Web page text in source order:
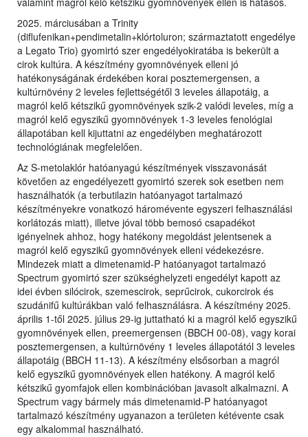
2025. márciusában a Trinity
(diflufenikan+pendimetalin+klórtoluron; származtatott engedélye
a Legato Trio) gyomirtó szer engedélyokiratába is bekerült a
cirok kultúra. A készítmény gyomnövények elleni jó
hatékonyságának érdekében korai posztemergensen, a
kultúrnövény 2 leveles fejlettségétől 3 leveles állapotáig, a
magról kelő kétszikű gyomnövények szik-2 valódi leveles, míg a
magról kelő egyszikű gyomnövények 1-3 leveles fenológiai
állapotában kell kijuttatni az engedélyben meghatározott
technológiának megfelelően.
Az S-metolaklór hatóanyagú készítmények visszavonását
követően az engedélyezett gyomirtó szerek sok esetben nem
használhatók (a terbutilazin hatóanyagot tartalmazó
készítményekre vonatkozó háromévente egyszeri felhasználási
korlátozás miatt), illetve jóval több bemosó csapadékot
igényelnek ahhoz, hogy hatékony megoldást jelentsenek a
magról kelő egyszikű gyomnövények elleni védekezésre.
Mindezek miatt a dimetenamid-P hatóanyagot tartalmazó
Spectrum gyomirtó szer szükséghelyzeti engedélyt kapott az
idei évben silócirok, szemescirok, seprűcirok, cukorcirok és
szudánifű kultúrákban való felhasználásra. A készítmény 2025.
április 1-től 2025. július 29-ig juttatható ki a magról kelő egyszikű
gyomnövények ellen, preemergensen (BBCH 00-08), vagy korai
posztemergensen, a kultúrnövény 1 leveles állapotától 3 leveles
állapotáig (BBCH 11-13). A készítmény elsősorban a magról
kelő egyszikű gyomnövények ellen hatékony. A magról kelő
kétszikű gyomfajok ellen kombinációban javasolt alkalmazni. A
Spectrum vagy bármely más dimetenamid-P hatóanyagot
tartalmazó készítmény ugyanazon a területen kétévente csak
egy alkalommal használható.